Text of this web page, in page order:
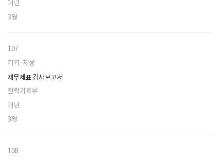
매년
3월
107
기획·재정
재무제표 감사보고서
전략기획부
매년
3월
108